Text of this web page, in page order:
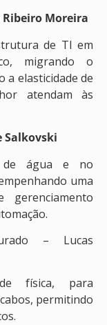
Moreira
de TI em
migrando o
elasticidade de
atendam às
Salkovski
de água e no
uma
– Lucas
física, para
permitindo